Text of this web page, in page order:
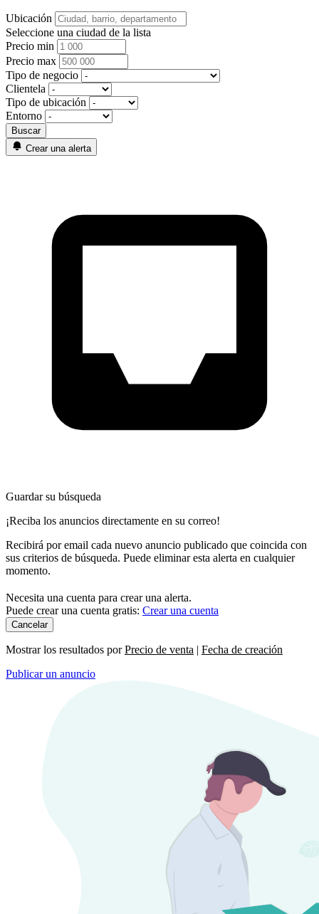
Ubicación
Seleccione una ciudad de la lista
Precio min
Precio max
Tipo de negocio
Clientela
Tipo de ubicación
Entorno
Crear una alerta
Guardar su búsqueda
¡Reciba los anuncios directamente en su correo!
Recibirá por email cada nuevo anuncio publicado que coincida con
sus criterios de búsqueda. Puede eliminar esta alerta en cualquier
momento.
Necesita una cuenta para crear una alerta.
Puede crear una cuenta gratis: Crear una cuenta
Cancelar
Mostrar los resultados porPrecio de venta | Fecha de creación
Publicar un anuncio